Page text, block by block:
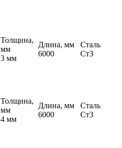
Толщина,
мм
3 мм
Длина, мм
6000
Сталь
Ст3
Толщина,
мм
4 мм
Длина, мм
6000
Сталь
Ст3